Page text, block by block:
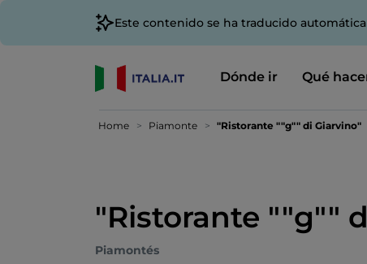
Este contenido se ha traducido
Dónde ir Qué
Home Piamonte "Ristorante ""g"" di Giarvino"
"Ristorante ""g""
Piamontés